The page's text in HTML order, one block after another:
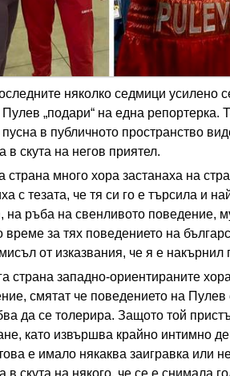
няколко седмици усилено
Пулев „подари“ на една репортерка.
в публичното пространство
в скута на негов приятел.
страна много хора застанаха на
с тезата, че тя си го е търсила и
на ръба на свенливото поведение,
време за тях поведението на
от изказвания, че я е накърнил
страна западно-ориентираните
смятат че поведението на
да се толерира. Защото той
като извършва крайно интимно
е имало някаква заигравка или